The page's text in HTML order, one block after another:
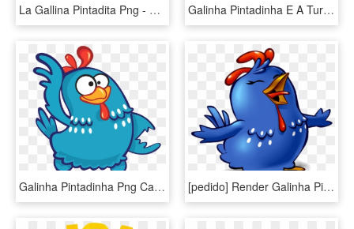
La Gallina Pintadita Png - Galinha Pintadinha, Transparent Png Galinha Pintadinha E A Turma Png - Galo Carijó Galinha Pintadinha Png, Transparent Png
Galinha Pintadinha Png Cansada - Imagens Png Galinha Pintadinha, Transparent Png [pedido] Render Galinha Pintadinha - Desenhos Galinha Pintadinha Coloridos, HD Png Download